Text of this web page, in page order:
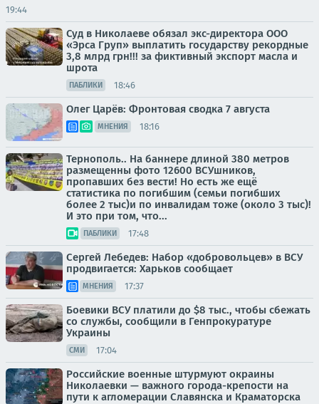
19:44
Суд в Николаеве обязал экс-директора ООО
«Эрса Груп» выплатить государству рекордные
3,8 млрд грн!!! за фиктивный экспорт масла и
шрота
ПАБЛИКИ 18:46
Олег Царёв: Фронтовая сводка 7 августа
МНЕНИЯ 18:16
Тернополь.. На баннере длиной 380 метров
размещенны фото 12600 ВСУшников,
пропавших без вести! Но есть же ещё
статистика по погибшим (семьи погибших
более 2 тыс)и по инвалидам тоже (около 3 тыс)!
И это при том, что...
ПАБЛИКИ 17:48
Сергей Лебедев: Набор «добровольцев» в ВСУ
продвигается: Харьков сообщает
МНЕНИЯ 17:37
Боевики ВСУ платили до $8 тыс., чтобы сбежать
со службы, сообщили в Генпрокуратуре
Украины
СМИ 17:04
Российские военные штурмуют окраины
Николаевки — важного города-крепости на
пути к агломерации Славянска и Краматорска